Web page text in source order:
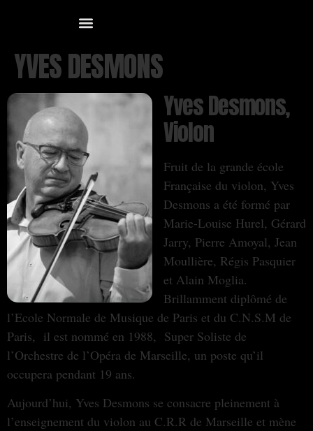
YVES DESMONS
Yves Desmons,
Violon
⁠Fruit de la grande école
Française du violon, Yves
Desmons a été formé par
Marie-Louise Hurel, Gérard
Jarry, Pierre Amoyal, Jean
Moullière, Régis Pasquier
et Alain Moglia.
⁠Brillamment diplômé de
l’Ecole Normale de Musique de Paris et du C.N.S.M de
Paris, il est nommé en 1988, Super Soliste de
l’Orchestre de l’Opéra de Marseille, un poste qu’il
occupera pendant 19 ans.
⁠Aujourd’hui, Yves Desmons se consacre pleinement à
l’enseignement du violon au C.R.R de Marseille et mène